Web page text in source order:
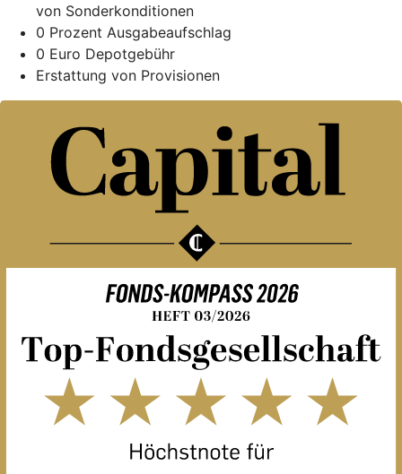
von Sonderkonditionen
0 Prozent Ausgabeaufschlag
0 Euro Depotgebühr
Erstattung von Provisionen